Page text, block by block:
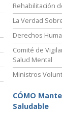
Rehabilitación
La Verdad
Derechos
Comité de
Salud Mental
Ministros
CÓMO
Saludable